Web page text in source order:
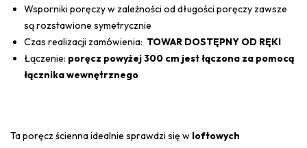
Wsporniki poręczy w zależności od długości poręczy zawsze
są rozstawione symetrycznie
Czas realizacji zamówienia: TOWAR DOSTĘPNY OD RĘKI
Łączenie: poręcz powyżej 300 cm jest łączona za pomocą
łącznika wewnętrznego
Ta poręcz ścienna idealnie sprawdzi się w loftowych